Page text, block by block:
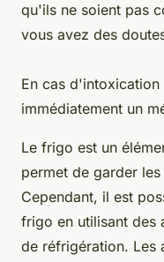
qu'ils ne soient pas
vous avez des
En cas
immédiatement un
Le frigo est un
permet de garder
Cependant, il est
frigo en utilisant des
de réfrigération. Les